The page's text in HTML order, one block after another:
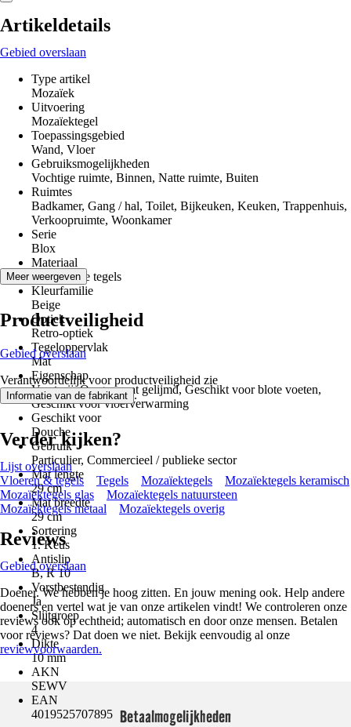
Artikeldetails
Gebied overslaan
Type artikel
Mozaïek
Uitvoering
Mozaïektegel
Toepassingsgebied
Wand, Vloer
Gebruiksmogelijkheden
Vochtige ruimte, Binnen, Natte ruimte, Buiten
Ruimtes
Badkamer, Gang / hal, Toilet, Bijkeuken, Keuken, Trappenhuis,
Verkoopruimte, Woonkamer
Serie
Blox
Materiaal
Keramische tegels
Kleurfamilie
Beige
Optiek
Retro-optiek
Tegeloppervlak
Mat
Eigenschap
Vorstvrij, Op gaasmat gelijmd, Geschikt voor blote voeten,
Geschikt voor vloerverwarming
Geschikt voor
Douche
Gebruik
Particulier, Commercieel / publieke sector
Mat lengte
29 cm
Mat breedte
29 cm
Sortering
1. Keus
Antislip
B, R 10
Vorstbestendig
Ja
Slijtgroep
4
Dikte
10 mm
AKN
SEWV
EAN
4019525707895
Meer weergeven
Productveiligheid
Gebied overslaan
Verantwoordelijk voor productveiligheid zie
Informatie van de fabrikant .
Verder kijken?
Lijst overslaan
Vloeren & tegels
Tegels Mozaïektegels
Mozaïektegels keramisch
Mozaïektegels glas
Mozaïektegels natuursteen
Mozaïektegels metaal
Mozaïektegels overig
Reviews
Gebied overslaan
Doener. We hebben je hoog zitten. En jouw mening ook. Help andere
doeners en vertel wat je van onze artikelen vindt! We controleren onze
reviews ook op echtheid; automatisch en door onze mensen. Betalen
voor reviews? Dat doen we niet. Bekijk eenvoudig al onze
reviewvoorwaarden.
Betaalmogelijkheden